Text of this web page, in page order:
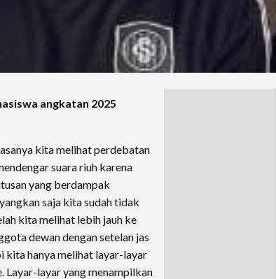
angkatan 2025
kita melihat perdebatan
suara riuh karena
yang berdampak
saja kita sudah tidak
kita melihat lebih jauh ke
dewan dengan setelan jas
kita hanya melihat layar-layar
Layar-layar yang menampilkan